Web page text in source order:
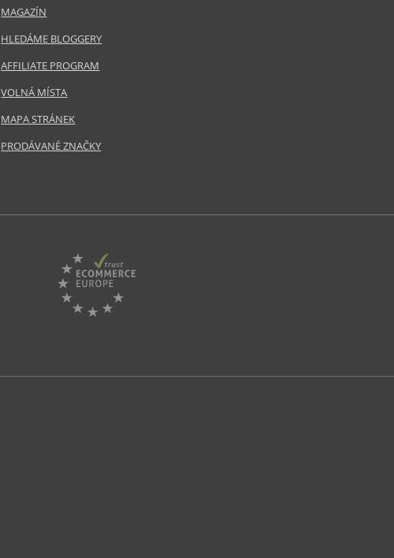
MAGAZÍN
HLEDÁME BLOGGERY
AFFILIATE PROGRAM
VOLNÁ MÍSTA
MAPA STRÁNEK
PRODÁVANÉ ZNAČKY